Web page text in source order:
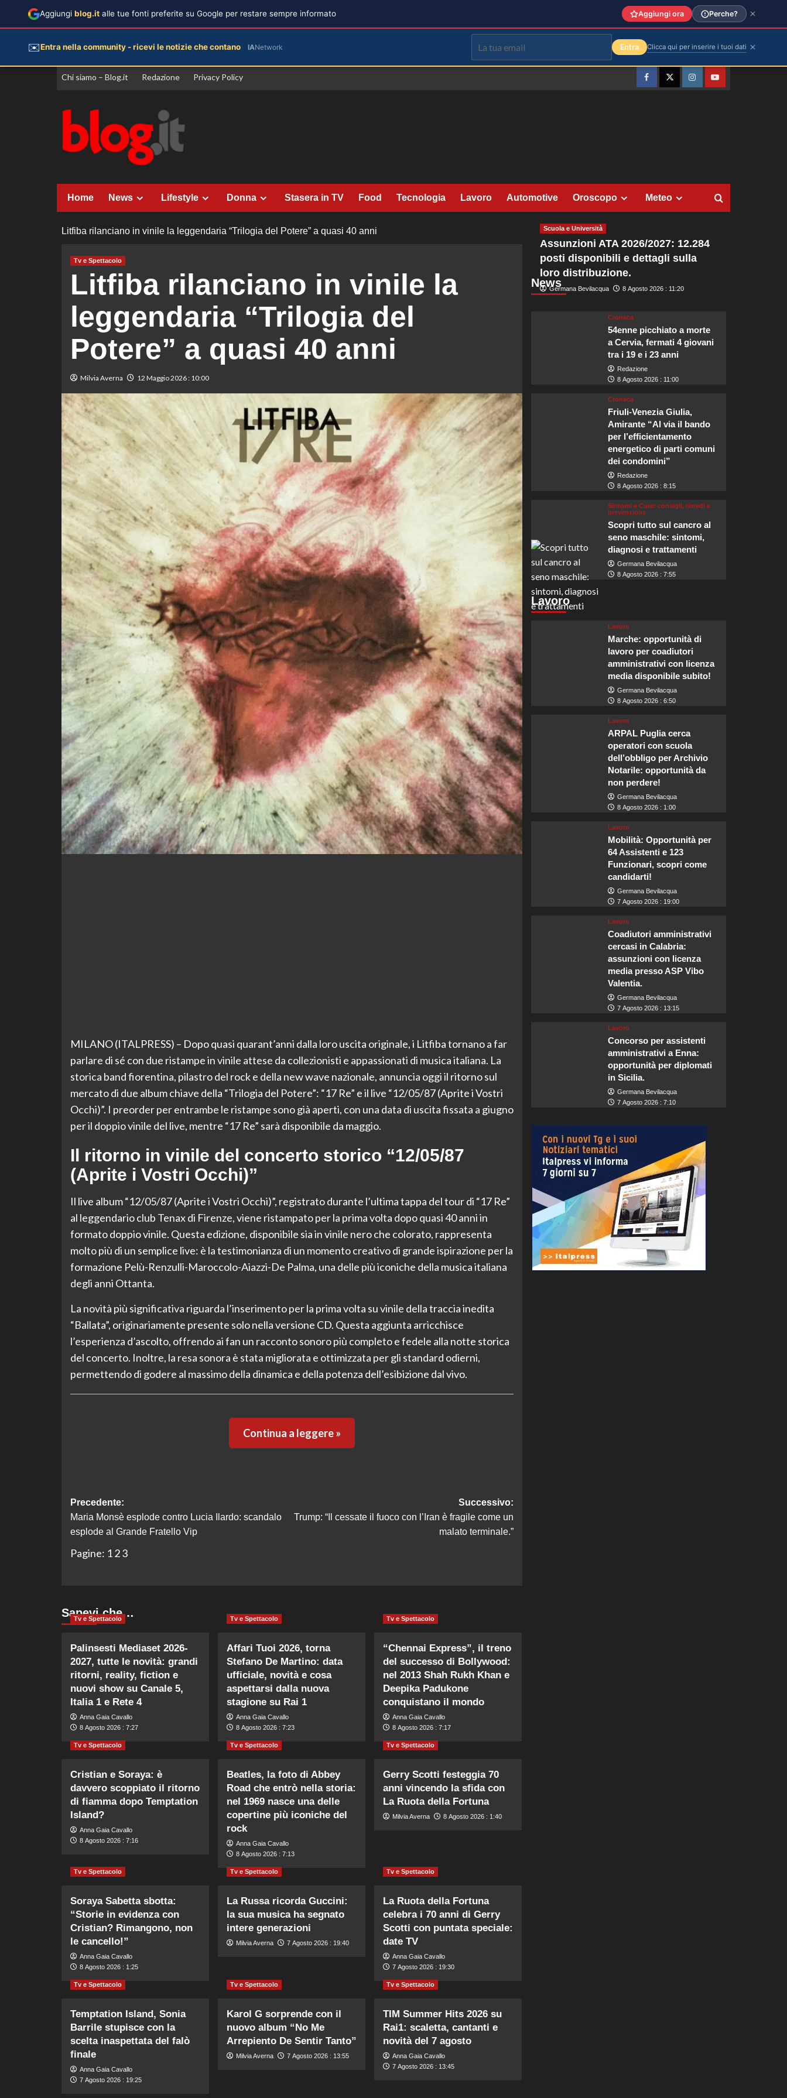
Vai
Chi siamo – Blog.it Redazione Privacy Policy
FacebookTwitterInstagramYouTube
Home News Lifestyle Donna Stasera in TV Food Tecnologia Lavoro Automotive Oroscopo Meteo
Litfiba rilanciano in vinile la leggendaria “Trilogia del Potere” a quasi 40 anni
Tv e Spettacolo
Litfiba rilanciano in vinile la
leggendaria “Trilogia del
Potere” a quasi 40 anni
Milvia Averna 12 Maggio 2026 : 10:00
MILANO (ITALPRESS) – Dopo quasi quarant’anni dalla loro uscita originale, i Litfiba tornano a far
parlare di sé con due ristampe in vinile attese da collezionisti e appassionati di musica italiana. La
storica band fiorentina, pilastro del rock e della new wave nazionale, annuncia oggi il ritorno sul
mercato di due album chiave della “Trilogia del Potere”: “17 Re” e il live “12/05/87 (Aprite i Vostri
Occhi)”. I preorder per entrambe le ristampe sono già aperti, con una data di uscita fissata a giugno
per il doppio vinile del live, mentre “17 Re” sarà disponibile da maggio.
Il ritorno in vinile del concerto storico “12/05/87
(Aprite i Vostri Occhi)”
Il live album “12/05/87 (Aprite i Vostri Occhi)”, registrato durante l’ultima tappa del tour di “17 Re”
al leggendario club Tenax di Firenze, viene ristampato per la prima volta dopo quasi 40 anni in
formato doppio vinile. Questa edizione, disponibile sia in vinile nero che colorato, rappresenta
molto più di un semplice live: è la testimonianza di un momento creativo di grande ispirazione per la
formazione Pelù-Renzulli-Maroccolo-Aiazzi-De Palma, una delle più iconiche della musica italiana
degli anni Ottanta.
La novità più significativa riguarda l’inserimento per la prima volta su vinile della traccia inedita
“Ballata”, originariamente presente solo nella versione CD. Questa aggiunta arricchisce
l’esperienza d’ascolto, offrendo ai fan un racconto sonoro più completo e fedele alla notte storica
del concerto. Inoltre, la resa sonora è stata migliorata e ottimizzata per gli standard odierni,
permettendo di godere al massimo della dinamica e della potenza dell’esibizione dal vivo.
Continua a leggere »
Navigazione
articolo
Precedente:
Maria Monsè esplode contro Lucia Ilardo: scandalo
esplode al Grande Fratello Vip
Successivo:
Trump: “Il cessate il fuoco con l’Iran è fragile come un
malato terminale.”
Pagine: 1 2 3
Sapevi che…
Tv e Spettacolo
Palinsesti Mediaset 2026-
2027, tutte le novità: grandi
ritorni, reality, fiction e
nuovi show su Canale 5,
Italia 1 e Rete 4
Anna Gaia Cavallo
8 Agosto 2026 : 7:27
Tv e Spettacolo
Affari Tuoi 2026, torna
Stefano De Martino: data
ufficiale, novità e cosa
aspettarsi dalla nuova
stagione su Rai 1
Anna Gaia Cavallo
8 Agosto 2026 : 7:23
Tv e Spettacolo
“Chennai Express”, il treno
del successo di Bollywood:
nel 2013 Shah Rukh Khan e
Deepika Padukone
conquistano il mondo
Anna Gaia Cavallo
8 Agosto 2026 : 7:17
Tv e Spettacolo
Cristian e Soraya: è
davvero scoppiato il ritorno
di fiamma dopo Temptation
Island?
Anna Gaia Cavallo
8 Agosto 2026 : 7:16
Tv e Spettacolo
Beatles, la foto di Abbey
Road che entrò nella storia:
nel 1969 nasce una delle
copertine più iconiche del
rock
Anna Gaia Cavallo
8 Agosto 2026 : 7:13
Tv e Spettacolo
Gerry Scotti festeggia 70
anni vincendo la sfida con
La Ruota della Fortuna
Milvia Averna 8 Agosto 2026 : 1:40
Tv e Spettacolo
Soraya Sabetta sbotta:
“Storie in evidenza con
Cristian? Rimangono, non
le cancello!”
Anna Gaia Cavallo
8 Agosto 2026 : 1:25
Tv e Spettacolo
La Russa ricorda Guccini:
la sua musica ha segnato
intere generazioni
Milvia Averna 7 Agosto 2026 : 19:40
Tv e Spettacolo
La Ruota della Fortuna
celebra i 70 anni di Gerry
Scotti con puntata speciale:
date TV
Anna Gaia Cavallo
7 Agosto 2026 : 19:30
Tv e Spettacolo
Temptation Island, Sonia
Barrile stupisce con la
scelta inaspettata del falò
finale
Anna Gaia Cavallo
7 Agosto 2026 : 19:25
Tv e Spettacolo
Karol G sorprende con il
nuovo album “No Me
Arrepiento De Sentir Tanto”
Milvia Averna 7 Agosto 2026 : 13:55
Tv e Spettacolo
TIM Summer Hits 2026 su
Rai1: scaletta, cantanti e
novità del 7 agosto
Anna Gaia Cavallo
7 Agosto 2026 : 13:45
News
Scuola e Università
Assunzioni ATA 2026/2027: 12.284
posti disponibili e dettagli sulla
loro distribuzione.
Germana Bevilacqua 8 Agosto 2026 : 11:20
Cronaca
54enne picchiato a morte
a Cervia, fermati 4 giovani
tra i 19 e i 23 anni
Redazione
8 Agosto 2026 : 11:00
Cronaca
Friuli-Venezia Giulia,
Amirante “Al via il bando
per l’efficientamento
energetico di parti comuni
dei condomini”
Redazione
8 Agosto 2026 : 8:15
Sintomi e Cure: consigli, rimedi e
prevenzione
Scopri tutto sul cancro al
seno maschile: sintomi,
diagnosi e trattamenti
Germana Bevilacqua
8 Agosto 2026 : 7:55
Lavoro
Lavoro
Marche: opportunità di
lavoro per coadiutori
amministrativi con licenza
media disponibile subito!
Germana Bevilacqua
8 Agosto 2026 : 6:50
Lavoro
ARPAL Puglia cerca
operatori con scuola
dell’obbligo per Archivio
Notarile: opportunità da
non perdere!
Germana Bevilacqua
8 Agosto 2026 : 1:00
Lavoro
Mobilità: Opportunità per
64 Assistenti e 123
Funzionari, scopri come
candidarti!
Germana Bevilacqua
7 Agosto 2026 : 19:00
Lavoro
Coadiutori amministrativi
cercasi in Calabria:
assunzioni con licenza
media presso ASP Vibo
Valentia.
Germana Bevilacqua
7 Agosto 2026 : 13:15
Lavoro
Concorso per assistenti
amministrativi a Enna:
opportunità per diplomati
in Sicilia.
Germana Bevilacqua
7 Agosto 2026 : 7:10
Aggiungi blog.it alle tue fonti preferite su Google per restare sempre informato Aggiungi ora Perche?
✉️Entra nella community - ricevi le notizie che contano IANetwork Entra Clicca qui per inserire i tuoi dati